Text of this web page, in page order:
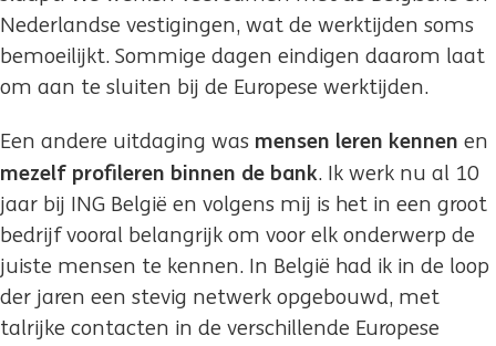
Nederlandse vestigingen, wat de werktijden soms
bemoeilijkt. Sommige dagen eindigen daarom laat
om aan te sluiten bij de Europese werktijden.
Een andere uitdaging was mensen leren kennen en
mezelf profileren binnen de bank. Ik werk nu al 10
jaar bij ING België en volgens mij is het in een groot
bedrijf vooral belangrijk om voor elk onderwerp de
juiste mensen te kennen. In België had ik in de loop
der jaren een stevig netwerk opgebouwd, met
talrijke contacten in de verschillende Europese